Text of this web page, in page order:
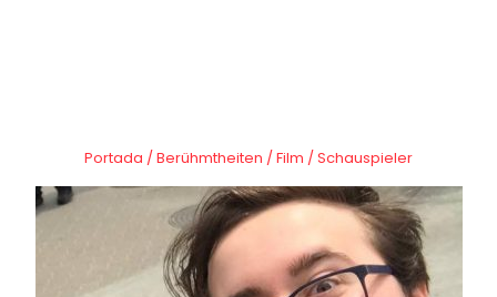
Portada /Berühmtheiten /Film /Schauspieler